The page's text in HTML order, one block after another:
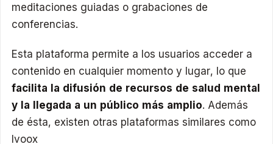
meditaciones guiadas o grabaciones de
conferencias.
Esta plataforma permite a los usuarios acceder a
contenido en cualquier momento y lugar, lo que
facilita la difusión de recursos de salud mental
y la llegada a un público más amplio. Además
de ésta, existen otras plataformas similares como
Ivoox